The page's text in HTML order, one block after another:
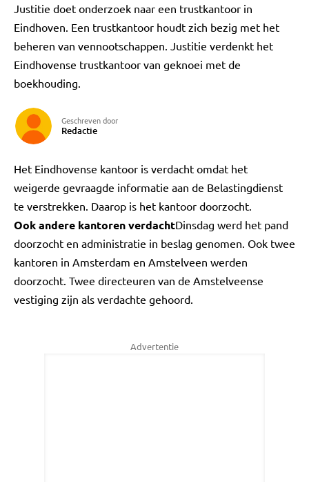
Justitie doet onderzoek naar een trustkantoor in
Eindhoven. Een trustkantoor houdt zich bezig met het
beheren van vennootschappen. Justitie verdenkt het
Eindhovense trustkantoor van geknoei met de
boekhouding.
Geschreven door
Redactie
Het Eindhovense kantoor is verdacht omdat het
weigerde gevraagde informatie aan de Belastingdienst
te verstrekken. Daarop is het kantoor doorzocht.
Ook andere kantoren verdachtDinsdag werd het pand
doorzocht en administratie in beslag genomen. Ook twee
kantoren in Amsterdam en Amstelveen werden
doorzocht. Twee directeuren van de Amstelveense
vestiging zijn als verdachte gehoord.
Advertentie